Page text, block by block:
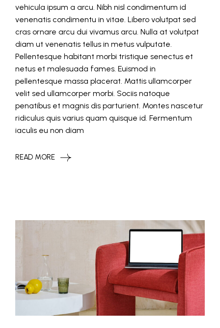
vehicula ipsum a arcu. Nibh nisl condimentum id
venenatis condimentu in vitae. Libero volutpat sed
cras ornare arcu dui vivamus arcu. Nulla at volutpat
diam ut venenatis tellus in metus vulputate.
Pellentesque habitant morbi tristique senectus et
netus et malesuada fames. Euismod in
pellentesque massa placerat. Mattis ullamcorper
velit sed ullamcorper morbi. Sociis natoque
penatibus et magnis dis parturient. Montes nascetur
ridiculus quis varius quam quisque id. Fermentum
iaculis eu non diam
READ MORE